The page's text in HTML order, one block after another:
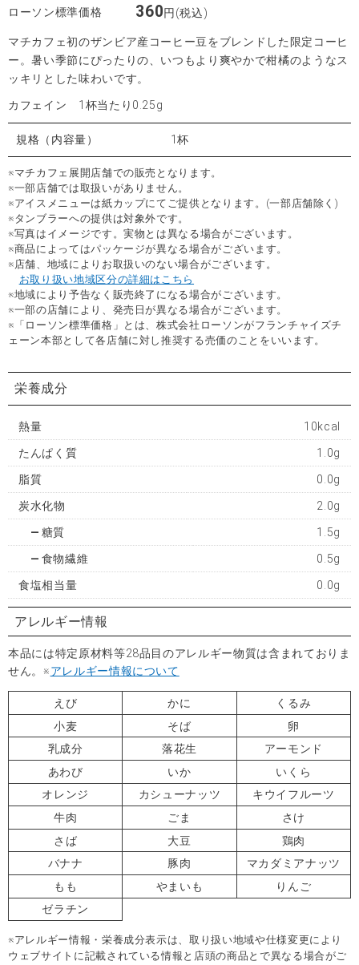
ローソン標準価格 360円(税込)
マチカフェ初のザンビア産コーヒー豆をブレンドした限定コーヒ
ー。暑い季節にぴったりの、いつもより爽やかで柑橘のようなス
ッキリとした味わいです。
カフェイン 1杯当たり0.25g
規格（内容量） 1杯
※マチカフェ展開店舗での販売となります。
※一部店舗では取扱いがありません。
※アイスメニューは紙カップにてご提供となります。(一部店舗除く)
※タンブラーへの提供は対象外です。
※写真はイメージです。実物とは異なる場合がございます。
※商品によってはパッケージが異なる場合がございます。
※店舗、地域によりお取扱いのない場合がございます。
お取り扱い地域区分の詳細はこちら
※地域により予告なく販売終了になる場合がございます。
※一部の店舗により、発売日が異なる場合がございます。
※「ローソン標準価格」とは、株式会社ローソンがフランチャイズチ
ェーン本部として各店舗に対し推奨する売価のことをいいます。
栄養成分
熱量 10kcal
たんぱく質 1.0g
脂質 0.0g
炭水化物 2.0g
糖質 1.5g
食物繊維 0.5g
食塩相当量 0.0g
アレルギー情報
本品には特定原材料等28品目のアレルギー物質は含まれておりま
せん。※アレルギー情報について
えび かに
くるみ
小麦
そば
卵
乳成分
落花生
アーモンド
あわび
いか
いくら
オレンジ
カシューナッツ
キウイフルーツ
牛肉
ごま
さけ
さば
大豆
鶏肉
バナナ
豚肉
マカダミアナッツ
もも
やまいも
りんご
ゼラチン
※アレルギー情報・栄養成分表示は、取り扱い地域や仕様変更により
ウェブサイトに記載されている情報と店頭の商品とで異なる場合がご